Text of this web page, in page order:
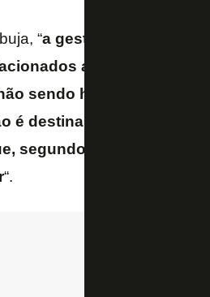
“a gestão do Textor
ao pagamento
sendo honrada
é destinar parte dos
segundo pessoas que
“.